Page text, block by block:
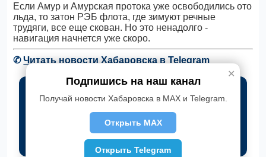
Если Амур и Амурская протока уже освободились ото
льда, то затон РЭБ флота, где зимуют речные
трудяги, все еще скован. Но это ненадолго -
навигация начнется уже скоро.
✆Читать новости Хабаровска в Telegram
✕
Подпишись на наш канал
Получай новости Хабаровска в MAX и Telegram.
Открыть MAX
Открыть Telegram